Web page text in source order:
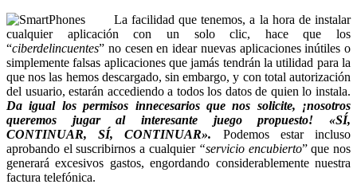
La facilidad que tenemos, a la hora de instalar
cualquier aplicación con un solo clic, hace que los
“ciberdelincuentes” no cesen en idear nuevas aplicaciones inútiles o
simplemente falsas aplicaciones que jamás tendrán la utilidad para la
que nos las hemos descargado, sin embargo, y con total autorización
del usuario, estarán accediendo a todos los datos de quien lo instala.
Da igual los permisos innecesarios que nos solicite, ¡nosotros
queremos jugar al interesante juego propuesto! «SÍ,
CONTINUAR, SÍ, CONTINUAR». Podemos estar incluso
aprobando el suscribirnos a cualquier “servicio encubierto” que nos
generará excesivos gastos, engordando considerablemente nuestra
factura telefónica.